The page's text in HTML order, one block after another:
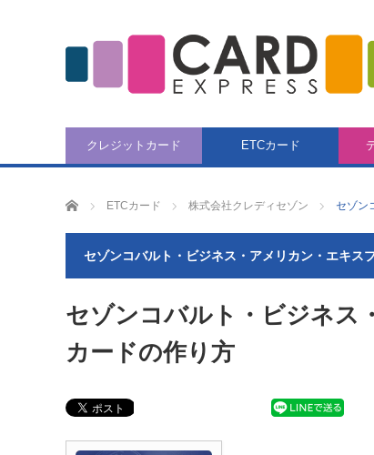
クレジットカード ETCカード
CARD EXPRESS
ETCカード 株式会社クレディセゾン セゾン
セゾンコバルト・ビジネス・アメリカン・エキス
セゾンコバルト・ビジネス
カードの作り方